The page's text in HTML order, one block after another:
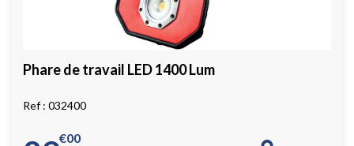
Phare de travail LED 1400 Lum
032400
00
€